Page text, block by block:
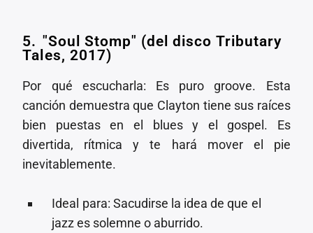
5.⁠ ⁠"Soul Stomp" (del disco Tributary
Tales, 2017)
Por qué escucharla: Es puro groove. Esta
canción demuestra que Clayton tiene sus raíces
bien puestas en el blues y el gospel. Es
divertida, rítmica y te hará mover el pie
inevitablemente.
⁠Ideal para: Sacudirse la idea de que el
jazz es solemne o aburrido.